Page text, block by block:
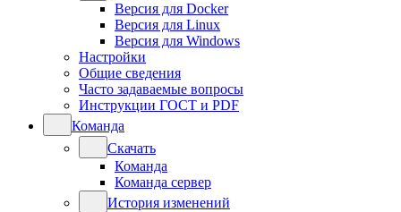
Версия для Docker
Версия для Linux
Версия для Windows
Настройки
Общие сведения
Часто задаваемые вопросы
Инструкции ГОСТ и PDF
Команда
Скачать
Команда
Команда сервер
История изменений